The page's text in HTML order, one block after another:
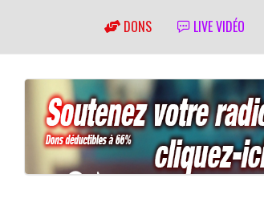
DONS LIVE VIDÉO